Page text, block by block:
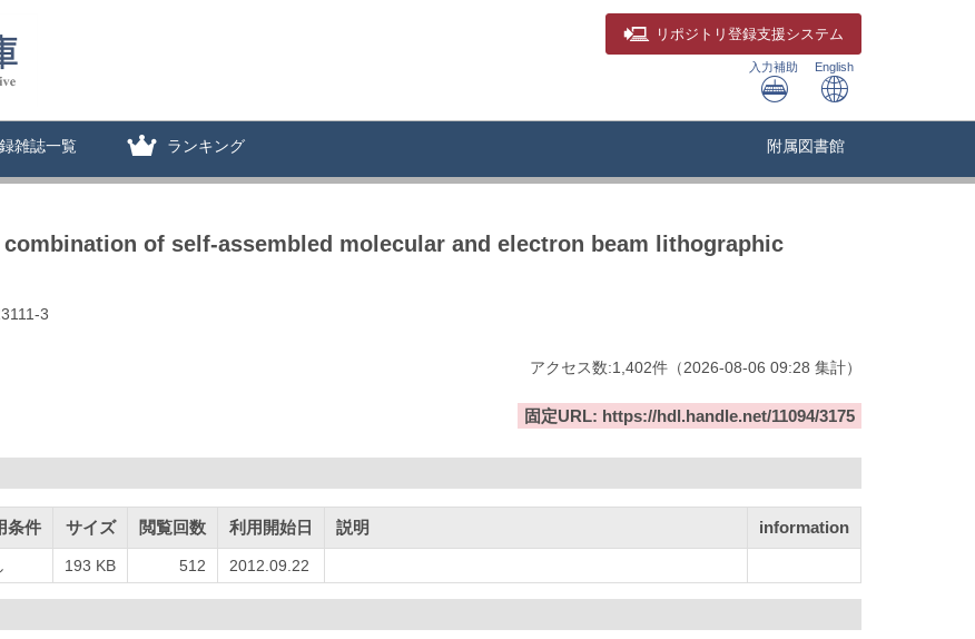
リポジトリ 登録支援システム
入力補助 English
雑誌一覧 ランキング 附属図書館
of self-assembled molecular and electron beam lithographic
3
アクセス数:1,402件 （2026-08-06 09:28 集計）
固定URL: https://hdl.handle.net/11094/3175
条件 サイズ 閲覧回数 利用開始日 説明 information
193 KB 512 2012.09.22